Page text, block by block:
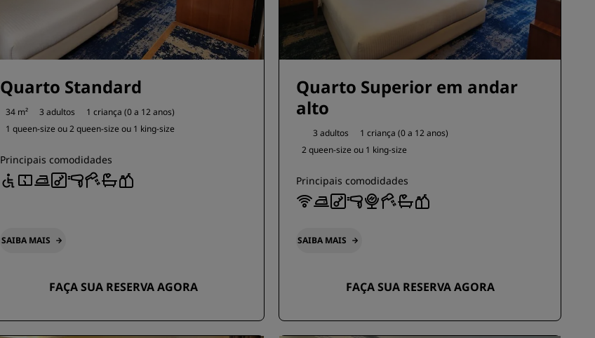
Quarto Standard
34 m² 3 adultos
1 criança (0 a 12 anos)
1 queen-size ou2 queen-size ou 1 king-size
Principais comodidades
SAIBA MAIS
FAÇA SUA RESERVA AGORA
Quarto Superior em andar
alto
3 adultos
1 criança (0 a 12 anos)
2 queen-size ou 1 king-size
Principais comodidades
SAIBA MAIS
FAÇA SUA RESERVA AGORA